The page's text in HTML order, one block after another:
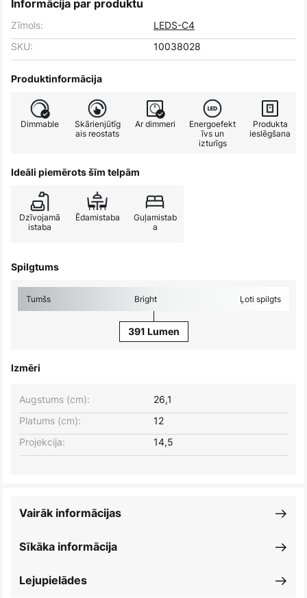
Informācija par produktu
Zīmols:
LEDS-C4
SKU:
10038028
Produktinformācija
Dimmable
Skārienjūtīg
ais reostats
Ar dimmeri
Energoefekt
īvs un
izturīgs
Produkta
ieslēgšana
Ideāli piemērots šīm telpām
Dzīvojamā
istaba
Ēdamistaba
Guļamistab
a
Spilgtums
Tumšs Bright Ļoti spilgts
391 Lumen
Izmēri
Platums (cm): 12
Augstums (cm): 26,1
Projekcija: 14,5
Sīkāka informācija
Vairāk informācijas
Lejupielādes